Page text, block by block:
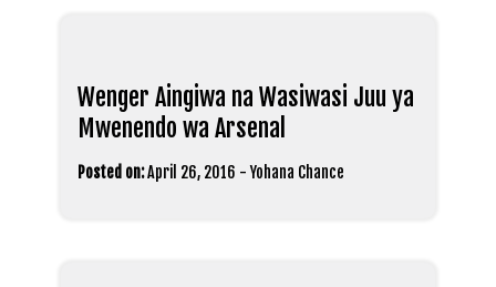
Wenger Aingiwa na Wasiwasi Juu ya
Mwenendo wa Arsenal
Posted on:April 26, 2016 -Yohana Chance